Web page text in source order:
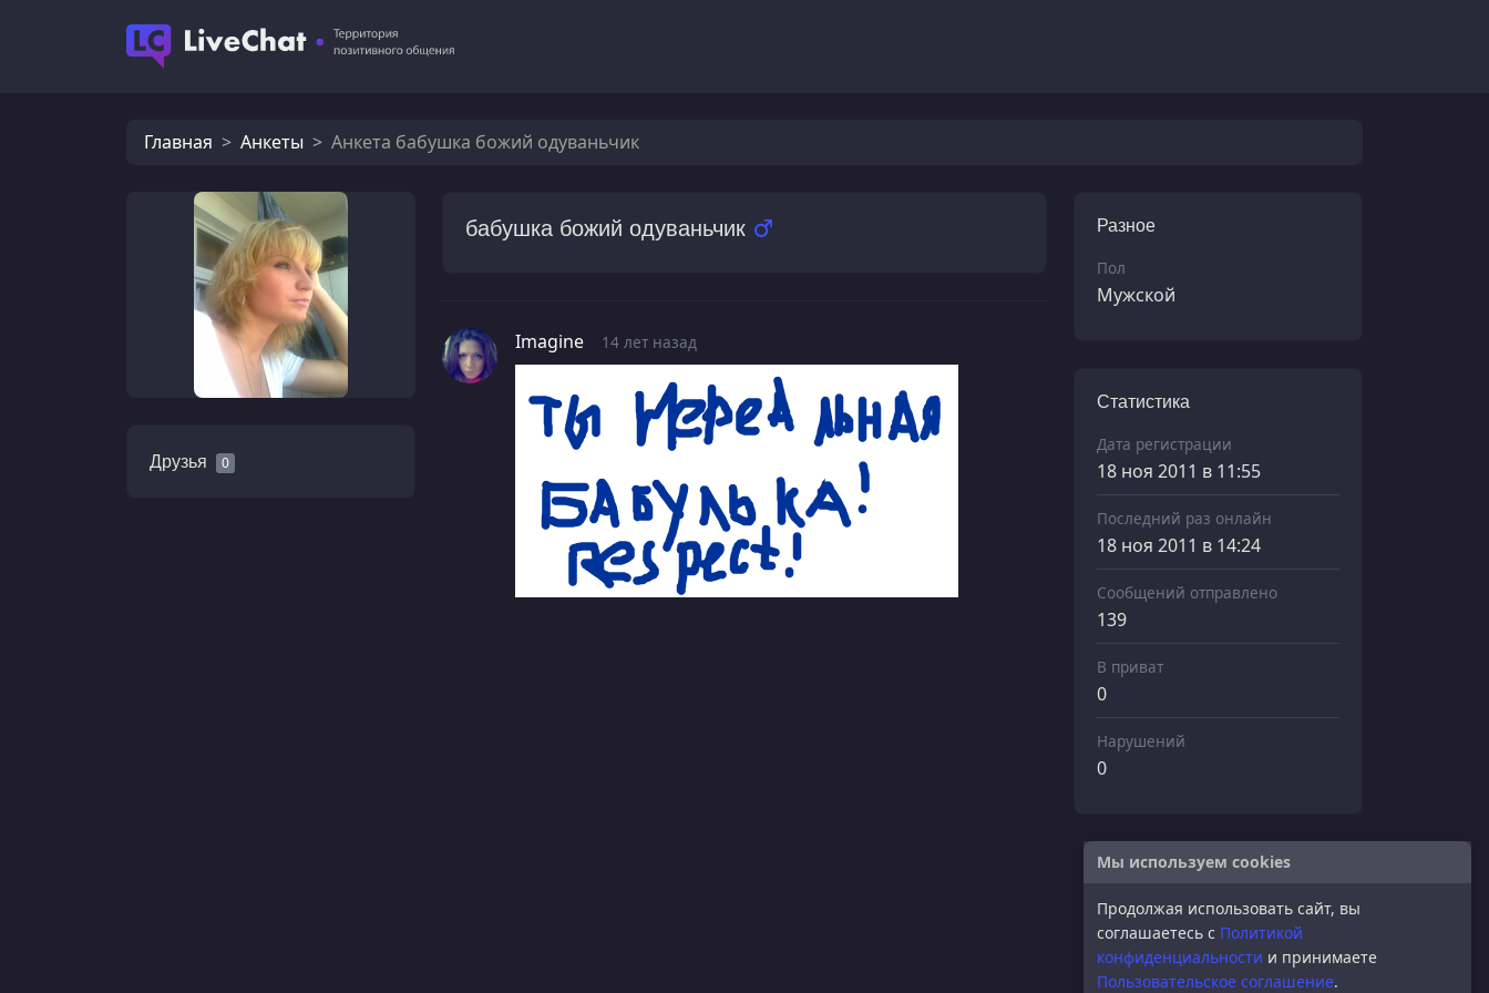
Главная Анкеты Анкета бабушка божий одуваньчик
Друзья 0
бабушка божий одуваньчик
Imagine 14 лет назад
Разное
Пол
Мужской
Статистика
Дата регистрации
18 ноя 2011 в 11:55
Последний раз онлайн
18 ноя 2011 в 14:24
Сообщений отправлено
139
В приват
0
Нарушений
0
Мы используем cookies
Продолжая использовать сайт, вы
соглашаетесь с Политикой
конфиденциальности и принимаете
Пользовательское соглашение.